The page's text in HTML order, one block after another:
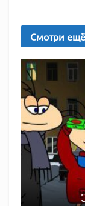
Смотри